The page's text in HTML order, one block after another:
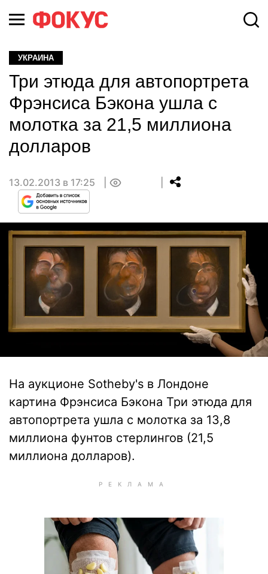
УКРАИНА
Три этюда для автопортрета
Фрэнсиса Бэкона ушла с
молотка за 21,5 миллиона
долларов
13.02.2013 в 17:25
На аукционе Sotheby's в Лондоне
картина Фрэнсиса Бэкона Три этюда для
автопортрета ушла с молотка за 13,8
миллиона фунтов стерлингов (21,5
миллиона долларов).